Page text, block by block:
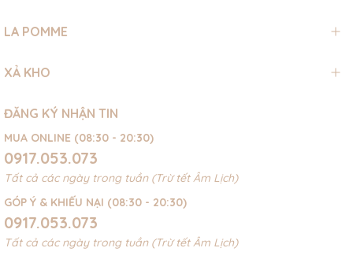
LA POMME
XẢ KHO
ĐĂNG KÝ NHẬN TIN
MUA ONLINE (08:30 - 20:30)
0917.053.073
Tất cả các ngày trong tuần (Trừ tết Âm Lịch)
GÓP Ý & KHIẾU NẠI (08:30 - 20:30)
0917.053.073
Tất cả các ngày trong tuần (Trừ tết Âm Lịch)